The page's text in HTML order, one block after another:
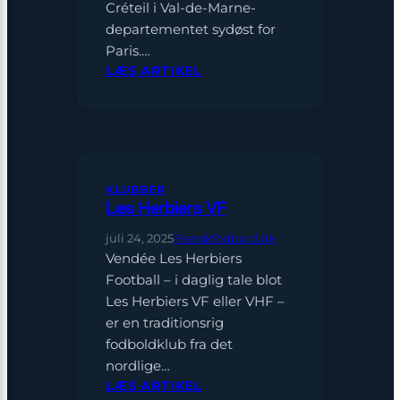
Créteil i Val-de-Marne-
departementet sydøst for
Paris.…
LÆS ARTIKEL
KLUBBER
Les Herbiers VF
juli 24, 2025Franskfodbold.dk
Vendée Les Herbiers
Football – i daglig tale blot
Les Herbiers VF eller VHF –
er en traditionsrig
fodboldklub fra det
nordlige…
LÆS ARTIKEL